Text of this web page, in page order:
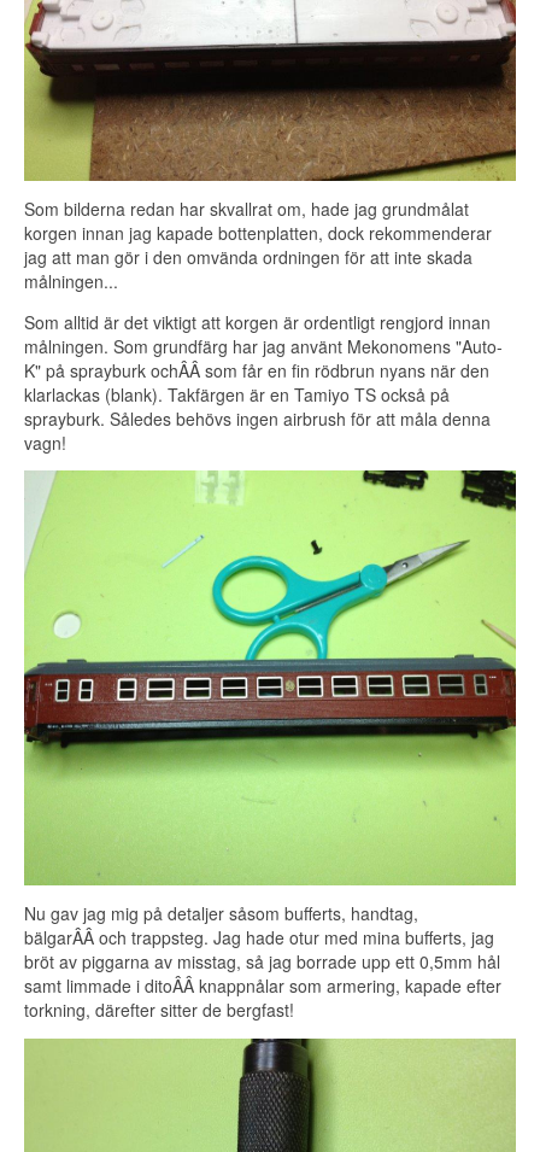
Som bilderna redan har skvallrat om, hade jag grundmålat
korgen innan jag kapade bottenplatten, dock rekommenderar
jag att man gör i den omvända ordningen för att inte skada
målningen...
Som alltid är det viktigt att korgen är ordentligt rengjord innan
målningen. Som grundfärg har jag använt Mekonomens "Auto-
K" på sprayburk ochÂÂ som får en fin rödbrun nyans när den
klarlackas (blank). Takfärgen är en Tamiyo TS också på
sprayburk. Således behövs ingen airbrush för att måla denna
vagn!
Nu gav jag mig på detaljer såsom bufferts, handtag,
bälgarÂÂ och trappsteg. Jag hade otur med mina bufferts, jag
bröt av piggarna av misstag, så jag borrade upp ett 0,5mm hål
samt limmade i ditoÂÂ knappnålar som armering, kapade efter
torkning, därefter sitter de bergfast!